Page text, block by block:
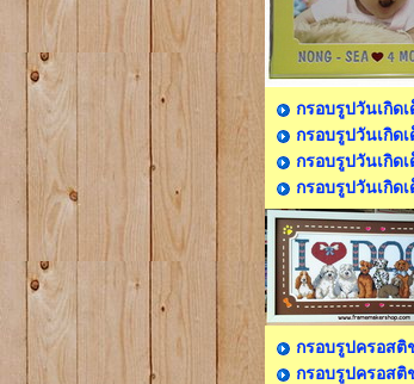
กรอบรูปวันเกิดเ
กรอบรูปวันเกิดเ
กรอบรูปวันเกิดเ
กรอบรูปวันเกิดเ
กรอบรูปครอสติ
กรอบรูปครอสติ